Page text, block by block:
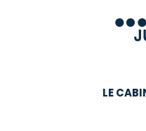
LE